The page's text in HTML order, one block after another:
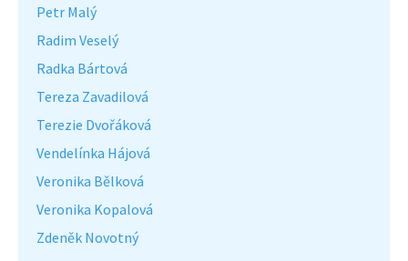
Petr Malý
Radim Veselý
Radka Bártová
Tereza Zavadilová
Terezie Dvořáková
Vendelínka Hájová
Veronika Bělková
Veronika Kopalová
Zdeněk Novotný